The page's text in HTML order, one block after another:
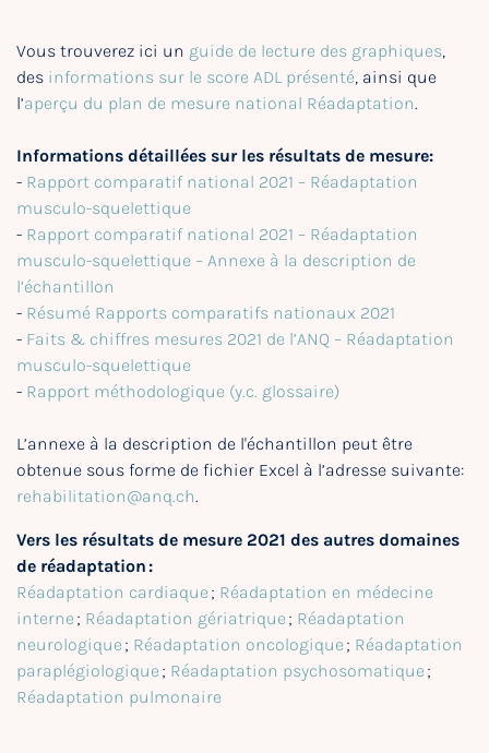
Vous trouverez ici un guide de lecture des graphiques,
des informations sur le score ADL présenté, ainsi que
l’aperçu du plan de mesure national Réadaptation.
Informations détaillées sur les résultats de mesure:
- Rapport comparatif national 2021 – Réadaptation
musculo-squelettique
- Rapport comparatif national 2021 – Réadaptation
musculo-squelettique – Annexe à la description de
l’échantillon
- Résumé Rapports comparatifs nationaux 2021
- Faits & chiffres mesures 2021 de l’ANQ – Réadaptation
musculo-squelettique
- Rapport méthodologique (y.c. glossaire)
L’annexe à la description de l'échantillon peut être
obtenue sous forme de fichier Excel à l’adresse suivante:
rehabilitation@anq.ch.
Vers les résultats de mesure 2021 des autres domaines
de réadaptation :
Réadaptation cardiaque ; Réadaptation en médecine
interne ; Réadaptation gériatrique ; Réadaptation
neurologique ; Réadaptation oncologique ; Réadaptation
paraplégiologique ; Réadaptation psychosomatique ;
Réadaptation pulmonaire